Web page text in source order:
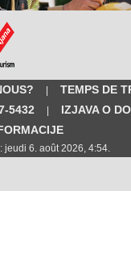
|
TEMPS DE
5432 |
IZJAVA O
jeudi 6. août 2026, 4:54.